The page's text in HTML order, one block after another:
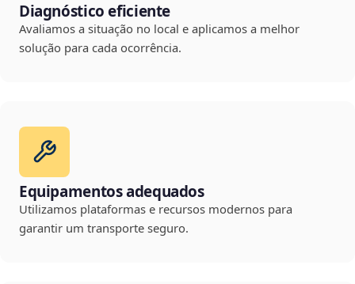
Diagnóstico eficiente
Avaliamos a situação no local e aplicamos a melhor
solução para cada ocorrência.
Equipamentos adequados
Utilizamos plataformas e recursos modernos para
garantir um transporte seguro.